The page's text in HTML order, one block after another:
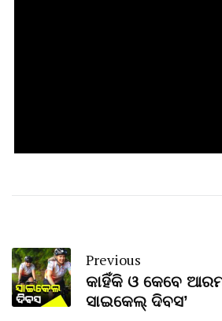
Previous
କାହିଁକି ଓ କେବେ
ସାଇକେଲ୍‌ ଦିବସ’